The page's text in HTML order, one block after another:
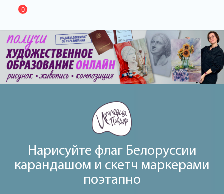
0
Нарисуйте флаг Белоруссии
карандашом и скетч маркерами
поэтапно